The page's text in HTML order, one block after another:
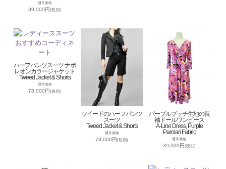
通常価格
39,000円(税別)
ハーフパンツスーツ ナポ
レオンカラージャケット
Tweed Jacket & Shorts
通常価格
78,000円(税別)
ツイードのハーフパンツ
スーツ
Tweed Jacket & Shorts
通常価格
78,000円(税別)
パープルプッチ生地の長
袖ドールワンピース
A-Line Dress, Purple
Parolari Fabric
通常価格
39,000円(税別)